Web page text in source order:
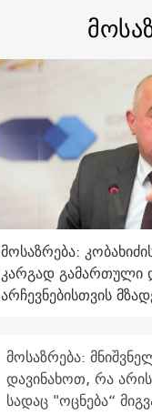
მოსაზრება:
კარგად გამართული
არჩევნებისთვის
მოსაზრება:
დავინახოთ, რა
სადაც "ოცნება“